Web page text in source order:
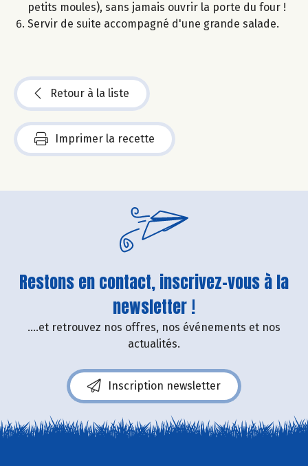
petits moules), sans jamais ouvrir la porte du four !
Servir de suite accompagné d'une grande salade.
Retour à la liste
Imprimer la recette
Restons en contact, inscrivez-vous à la
newsletter !
....et retrouvez nos offres, nos événements et nos
actualités.
Inscription newsletter